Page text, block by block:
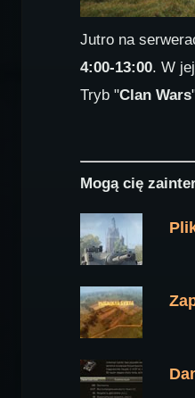
Jutro na
4:00-13:00. W
Tryb "Clan Wars
Mogą cię